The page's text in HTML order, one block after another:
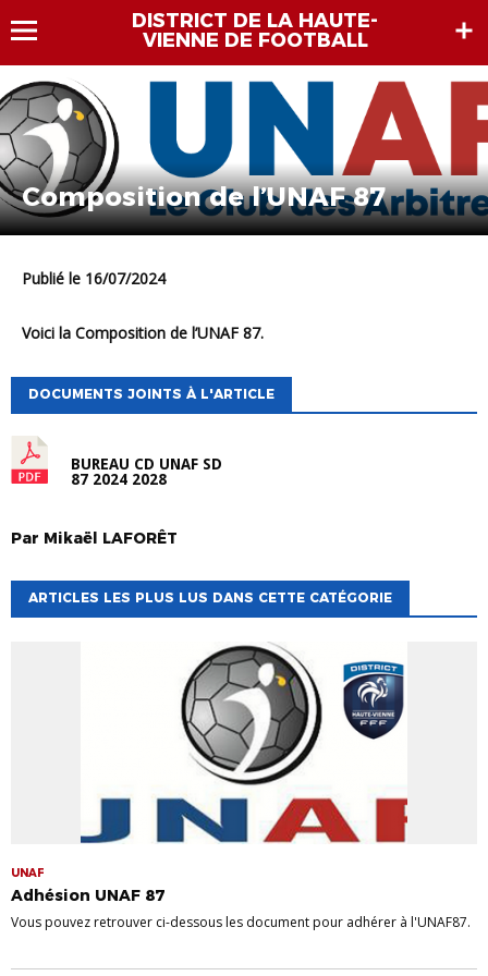
DISTRICT DE LA HAUTE-
VIENNE DE FOOTBALL
Composition de l’UNAF 87
Publié le 16/07/2024
Voici la Composition de l’UNAF 87.
DOCUMENTS JOINTS À L'ARTICLE
BUREAU CD UNAF SD
87 2024 2028
Par Mikaël LAFORÊT
ARTICLES LES PLUS LUS DANS CETTE CATÉGORIE
UNAF
Adhésion UNAF 87
Vous pouvez retrouver ci-dessous les document pour adhérer à l'UNAF87.